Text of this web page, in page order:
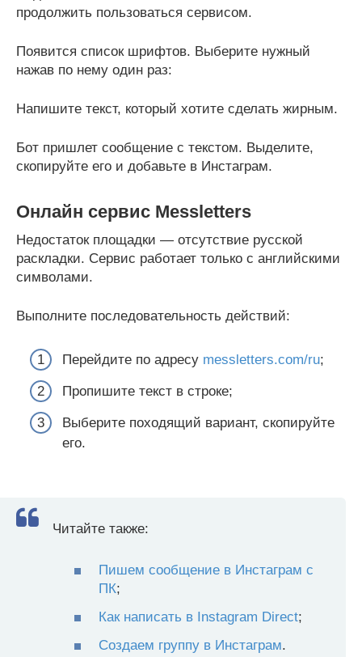
продолжить пользоваться сервисом.
Появится список шрифтов. Выберите нужный
нажав по нему один раз:
Напишите текст, который хотите сделать жирным.
Бот пришлет сообщение с текстом. Выделите,
скопируйте его и добавьте в Инстаграм.
Онлайн сервис Messletters
Недостаток площадки — отсутствие русской
раскладки. Сервис работает только с английскими
символами.
Выполните последовательность действий:
Перейдите по адресу messletters.com/ru;
Пропишите текст в строке;
Выберите походящий вариант, скопируйте
его.
Читайте также:
Пишем сообщение в Инстаграм с
ПК;
Как написать в Instagram Direct;
Создаем группу в Инстаграм.